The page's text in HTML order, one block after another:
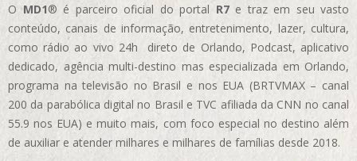
OMD1® é parceiro oficial do portal R7e traz em seu vasto
conteúdo, canais de informação, entretenimento, lazer, cultura,
como rádio ao vivo 24h direto de Orlando, Podcast, aplicativo
dedicado, agência multi-destino mas especializada em Orlando,
programa na televisão no Brasil e nos EUA (BRTVMAX – canal
200 da parabólica digital no Brasil e TVC afiliada da CNN no canal
55.9 nos EUA) e muito mais, com foco especial no destino além
de auxiliar e atender milhares e milhares de famílias desde 2018.